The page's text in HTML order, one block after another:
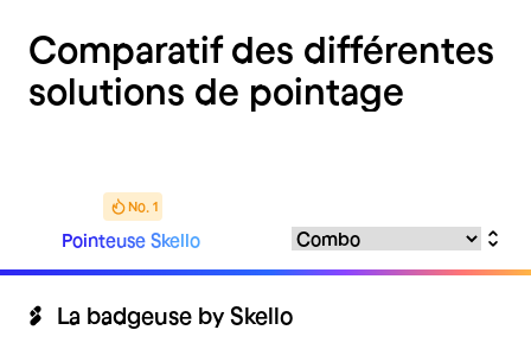
Comparatif des différentes
solutions de pointage
No. 1
Pointeuse Skello
La badgeuse by Skello